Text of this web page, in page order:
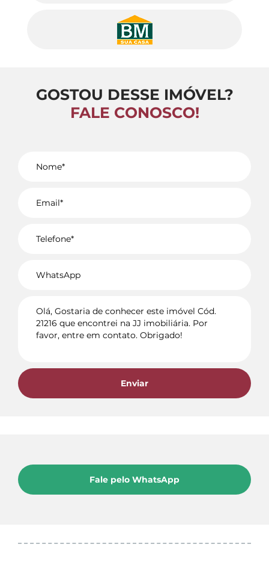
GOSTOU DESSE IMÓVEL?
FALE CONOSCO!
Enviar
Fale pelo WhatsApp